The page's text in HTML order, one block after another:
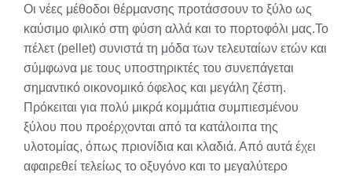
Οι νέες μέθοδοι θέρμανσης προτάσσουν το ξύλο ως
καύσιμο φιλικό στη φύση αλλά και το πορτοφόλι μας.Το
πέλετ (pellet) συνιστά τη μόδα των τελευταίων ετών και
σύμφωνα με τους υποστηρικτές του συνεπάγεται
σημαντικό οικονομικό όφελος και μεγάλη ζέστη.
Πρόκειται για πολύ μικρά κομμάτια συμπιεσμένου
ξύλου που προέρχονται από τα κατάλοιπα της
υλοτομίας, όπως πριονίδια και κλαδιά. Από αυτά έχει
αφαιρεθεί τελείως το οξυγόνο και το μεγαλύτερο